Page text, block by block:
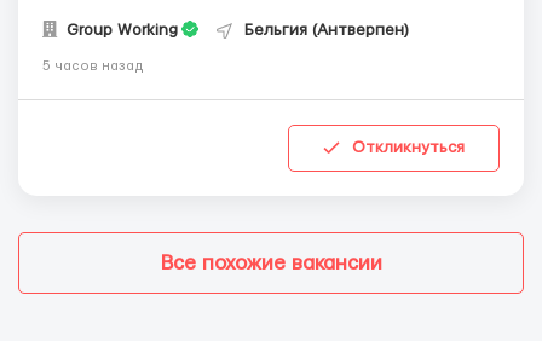
Group Working Бельгия (Антверпен)
5 часов назад
Откликнуться
Все похожие вакансии